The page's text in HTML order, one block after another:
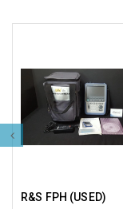
R&S FPH (USED)